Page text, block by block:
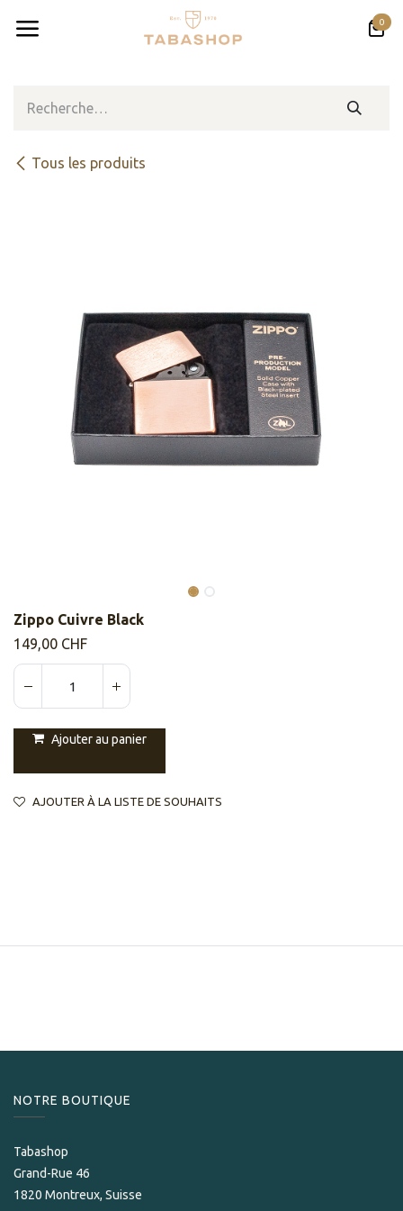
0
Tous les produits
Zippo Cuivre Black
149,00 CHF
Ajouter au panier
AJOUTER À LA LISTE DE SOUHAITS
NOTRE BOUTIQUE
Tabashop
Grand-Rue 46
1820 Montreux, Suisse